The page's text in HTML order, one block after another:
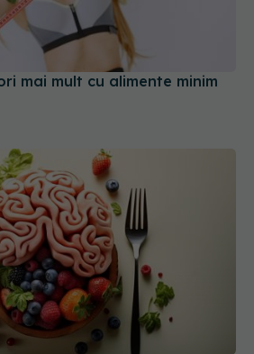
mai mult cu alimente minim